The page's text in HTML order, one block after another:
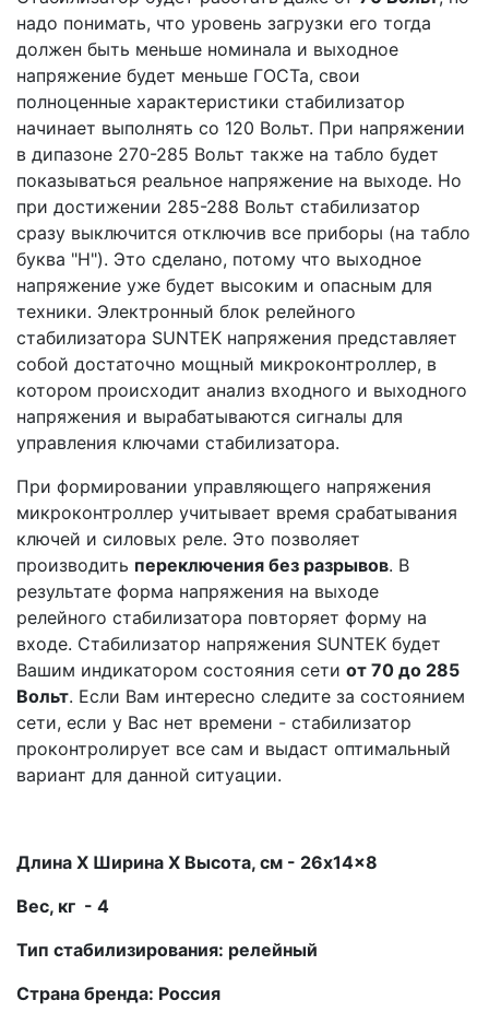
надо понимать, что уровень загрузки его тогда
должен быть меньше номинала и выходное
напряжение будет меньше ГОСТа, свои
полноценные характеристики стабилизатор
начинает выполнять со 120 Вольт. При напряжении
в дипазоне 270-285 Вольт также на табло будет
показываться реальное напряжение на выходе. Но
при достижении 285-288 Вольт стабилизатор
сразу выключится отключив все приборы (на табло
буква "H"). Это сделано, потому что выходное
напряжение уже будет высоким и опасным для
техники. Электронный блок релейного
стабилизатора SUNTEK напряжения представляет
собой достаточно мощный микроконтроллер, в
котором происходит анализ входного и выходного
напряжения и вырабатываются сигналы для
управления ключами стабилизатора.
При формировании управляющего напряжения
микроконтроллер учитывает время срабатывания
ключей и силовых реле. Это позволяет
производить переключения без разрывов. В
результате форма напряжения на выходе
релейного стабилизатора повторяет форму на
входе. Стабилизатор напряжения SUNTEK будет
Вашим индикатором состояния сети от 70 до 285
Вольт. Если Вам интересно следите за состоянием
сети, если у Вас нет времени - стабилизатор
проконтролирует все сам и выдаст оптимальный
вариант для данной ситуации.
Длина X Ширина X Высота, см - 26x14x8
Вес, кг - 4
Тип стабилизирования: релейный
Страна бренда: Россия